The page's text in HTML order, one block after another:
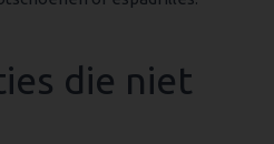
die niet